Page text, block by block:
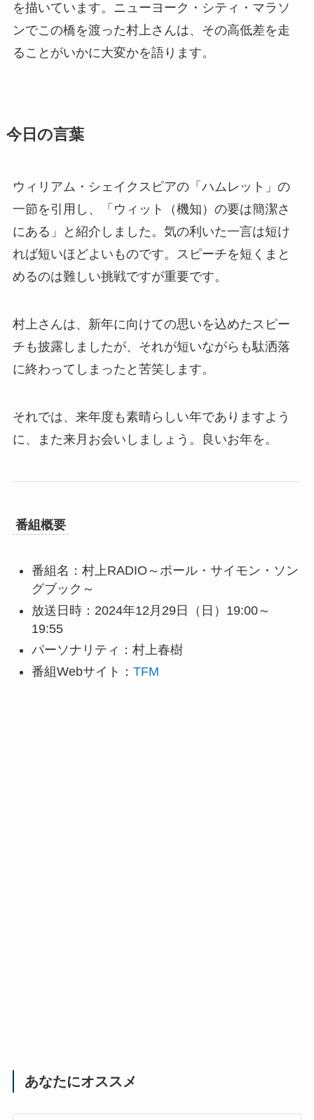
を描いています。ニューヨーク・シティ・マラソ
ンでこの橋を渡った村上さんは、その高低差を走
ることがいかに大変かを語ります。
今日の言葉
ウィリアム・シェイクスピアの「ハムレット」の
一節を引用し、「ウィット（機知）の要は簡潔さ
にある」と紹介しました。気の利いた一言は短け
れば短いほどよいものです。スピーチを短くまと
めるのは難しい挑戦ですが重要です。
村上さんは、新年に向けての思いを込めたスピー
チも披露しましたが、それが短いながらも駄洒落
に終わってしまったと苦笑します。
それでは、来年度も素晴らしい年でありますよう
に、また来月お会いしましょう。良いお年を。
番組概要
番組名：村上RADIO～ポール・サイモン・ソン
グブック～
放送日時：2024年12月29日（日）19:00～
19:55
パーソナリティ：村上春樹
番組Webサイト： TFM
あなたにオススメ